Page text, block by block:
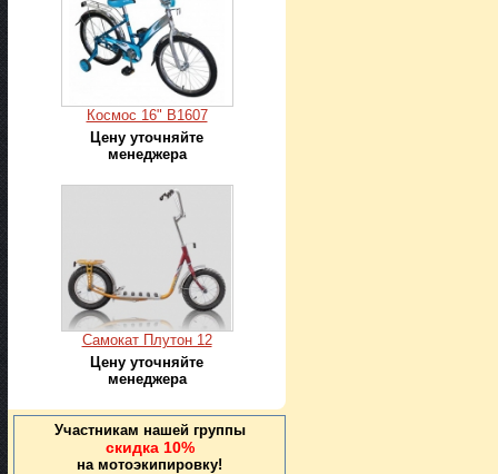
Космос 16" В1607
Цену уточняйте
менеджера
Самокат Плутон 12
Цену уточняйте
менеджера
Участникам нашей группы
скидка 10%
на мотоэкипировку!